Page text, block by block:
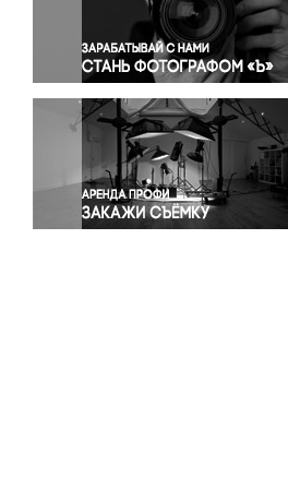
Правосудие
Происшествия и конфликты
Религия
Светская жизнь
Спорт
Экология
Экономика и бизнес